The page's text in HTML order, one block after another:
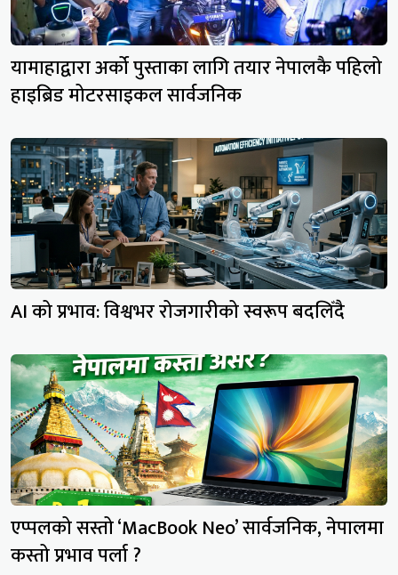
यामाहाद्वारा अर्को पुस्ताका लागि तयार नेपालकै पहिलो
हाइब्रिड मोटरसाइकल सार्वजनिक
AI को प्रभाव: विश्वभर रोजगारीको स्वरूप बदलिँदै
एप्पलको सस्तो ‘MacBook Neo’ सार्वजनिक, नेपालमा
कस्तो प्रभाव पर्ला ?